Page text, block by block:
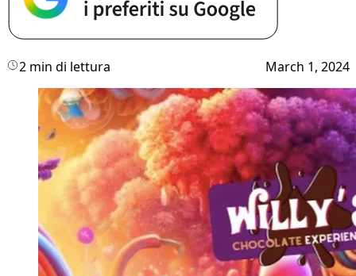
2 min di lettura March 1, 2024